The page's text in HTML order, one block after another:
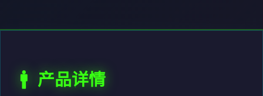
🚹 产品详情